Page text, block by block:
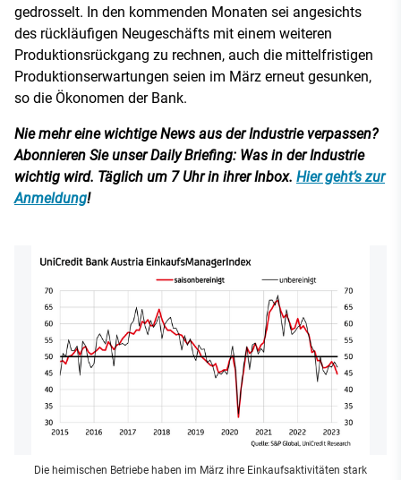
gedrosselt. In den kommenden Monaten sei angesichts
des rückläufigen Neugeschäfts mit einem weiteren
Produktionsrückgang zu rechnen, auch die mittelfristigen
Produktionserwartungen seien im März erneut gesunken,
so die Ökonomen der Bank.
Nie mehr eine wichtige News aus der Industrie verpassen?
Abonnieren Sie unser Daily Briefing: Was in der Industrie
wichtig wird. Täglich um 7 Uhr in ihrer Inbox. Hier geht’s zur
Anmeldung!
Die heimischen Betriebe haben im März ihre Einkaufsaktivitäten stark